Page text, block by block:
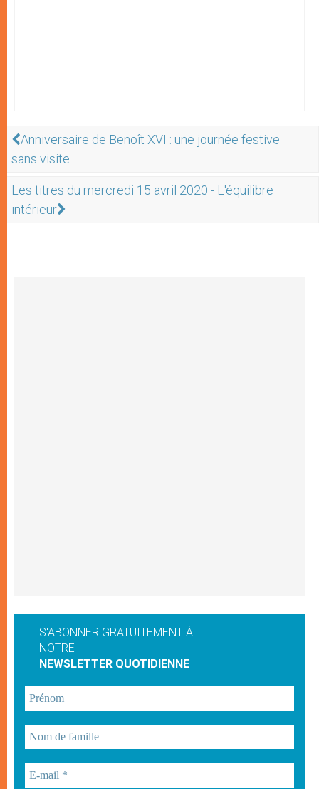
Anniversaire de Benoît XVI : une journée festive
sans visite
Les titres du mercredi 15 avril 2020 - L'équilibre
intérieur
S'ABONNER GRATUITEMENT À
NOTRE
NEWSLETTER QUOTIDIENNE